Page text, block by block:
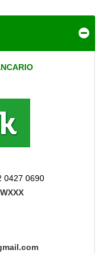
0427 0690